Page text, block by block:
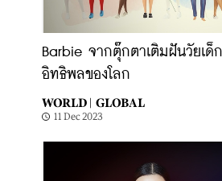
Barbie จากตุ๊กตาเติมฝันวัยเด็
อิทธิพลของโลก
WORLD | GLOBAL
11 Dec 2023